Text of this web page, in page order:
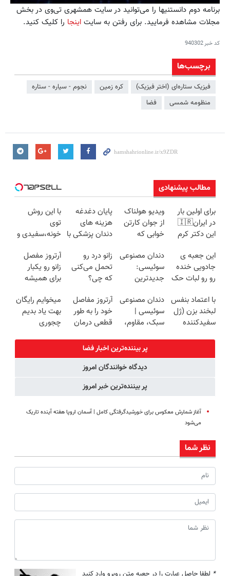
0
seconds
برنامه دوم دانستنیها را می‌توانید در سایت همشهری تی‌وی در بخش
مجلات مشاهده فرمایید. برای رفتن به سایت اینجا را کلیک کنید.
کد خبر940302
برچسب‌ها
فیزیک ستاره‌ای (اختر فیزیک) کره زمین
نجوم - سیاره - ستاره
منظومه شمسی
فضا
مطالب پیشنهادی
برای اولین بار
در ایران🇮🇷
این دکتر کرم
روزه ساخت!
ویدیو هولناک
از جوان کارتن
خوابی که
آموزش رایگان
پایان دغدغه
هزینه های
دندان پزشکی با
کننده خانگی
با این روش
توی
خونه،سفیدی و
برگردون
(40%off)
این جعبه ی
جادویی خنده
رو رو لبات حک
خرید40%تخفیف
دندان مصنوعی
سوئیسی:
جدیدترین
سبک و مقاوم |
پرداخت قسطی
زانو درد رو
تحمل می‌کنی
که چی؟
همین‌جاست!
آرتروز مفصل
زانو رو یکبار
برای همیشه
◗پرسش‌نامه◖
با اعتماد بنفس
لبخند بزن (ژل
سفیدکننده
دندان مصنوعی
سوئیسی |
سبک، مقاوم،
رایگان+پرداخت
اقساطی😍
آرتروز مفاصل
خود را به طور
قطعی درمان
◗پرسش‌نامه◖
میخوایم رایگان
بهت یاد بدیم
چجوری
مجانیه
پر بیننده‌ترین اخبار فضا
دیدگاه خوانندگان امروز
پر بیننده‌ترین خبر امروز
آغاز شمارش معکوس برای خورشیدگرفتگی کامل | آسمان اروپا هفته آینده تاریک
می‌شود
نظر شما
* لطفا حاصل عبارت را در جعبه متن روبرو وارد کنید